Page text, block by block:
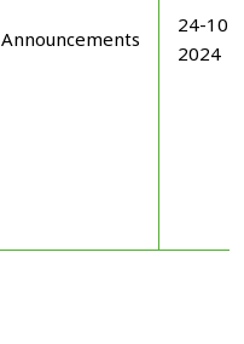
Announcements
24-10-
2024